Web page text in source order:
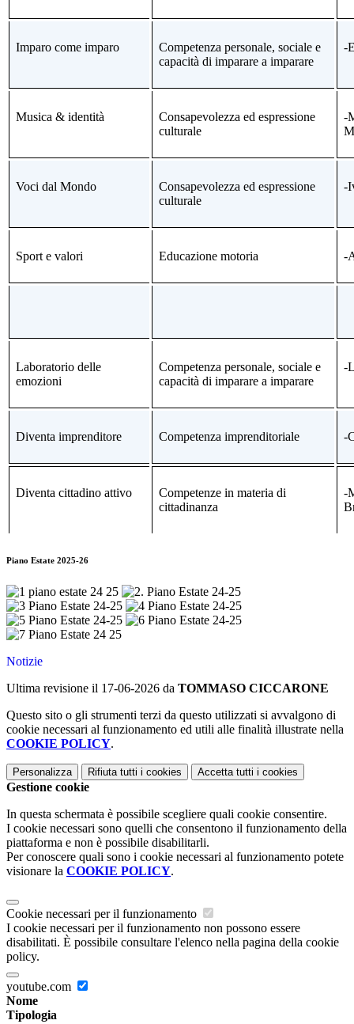
Imparo come imparo
Competenza personale, sociale e
capacità di imparare a imparare
-
Musica & identità
Consapevolezza ed espressione
culturale
-
Voci dal Mondo
Consapevolezza ed espressione
culturale
-
Sport e valori Educazione motoria -
Laboratorio delle
emozioni
Competenza personale, sociale e
capacità di imparare a imparare
-
Diventa imprenditore Competenza imprenditoriale -
Diventa cittadino attivo
Competenze in materia di
cittadinanza
-
Piano Estate 2025-26
Notizie
Ultima revisione il 17-06-2026 da TOMMASO CICCARONE
Questo sito o gli strumenti terzi da questo utilizzati si avvalgono di
cookie necessari al funzionamento ed utili alle finalità illustrate nella
COOKIE POLICY.
Personalizza Rifiuta tutti i cookies Accetta tutti i cookies
Gestione cookie
In questa schermata è possibile scegliere quali cookie consentire.
I cookie necessari sono quelli che consentono il funzionamento della
piattaforma e non è possibile disabilitarli.
Per conoscere quali sono i cookie necessari al funzionamento potete
visionare la COOKIE POLICY.
Cookie necessari per il funzionamento
I cookie necessari per il funzionamento non possono essere
disabilitati. È possibile consultare l'elenco nella pagina della cookie
policy.
youtube.com
Nome
Tipologia